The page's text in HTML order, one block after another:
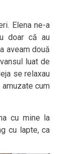
Elena ne-a
doar că au
aveam două
luat de
se relaxau
cum
cu mine la
cu lapte, ca